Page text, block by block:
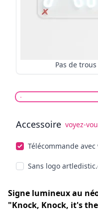
Accessoire voyez-
Télécommande
Sans logo
Signe lumineux au
"Knock, Knock, it's